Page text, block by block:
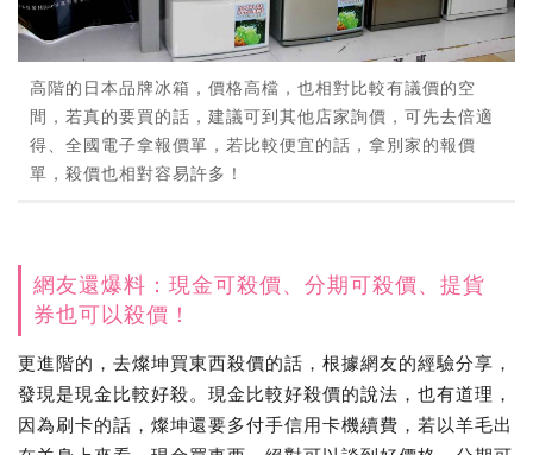
高階的日本品牌冰箱，價格高檔，也相對比較有議價的空
間，若真的要買的話，建議可到其他店家詢價，可先去倍適
得、全國電子拿報價單，若比較便宜的話，拿別家的報價
單，殺價也相對容易許多！
網友還爆料：現金可殺價、分期可殺價、提貨
券也可以殺價！
更進階的，去燦坤買東西殺價的話，根據網友的經驗分享，
發現是現金比較好殺。現金比較好殺價的說法，也有道理，
因為刷卡的話，燦坤還要多付手信用卡機續費，若以羊毛出